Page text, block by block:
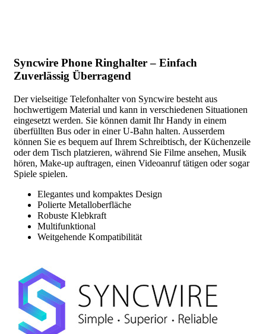
Syncwire Phone Ringhalter – Einfach
Zuverlässig Überragend
Der vielseitige Telefonhalter von Syncwire besteht aus
hochwertigem Material und kann in verschiedenen Situationen
eingesetzt werden. Sie können damit Ihr Handy in einem
überfüllten Bus oder in einer U-Bahn halten. Ausserdem
können Sie es bequem auf Ihrem Schreibtisch, der Küchenzeile
oder dem Tisch platzieren, während Sie Filme ansehen, Musik
hören, Make-up auftragen, einen Videoanruf tätigen oder sogar
Spiele spielen.
Elegantes und kompaktes Design
Polierte Metalloberfläche
Robuste Klebkraft
Multifunktional
Weitgehende Kompatibilität